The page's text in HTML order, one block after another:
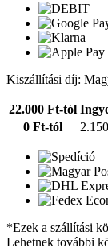
Kiszállítási díj:
22.000 Ft-tól
0 Ft-tól
*Ezek a szállítási
Lehetnek további